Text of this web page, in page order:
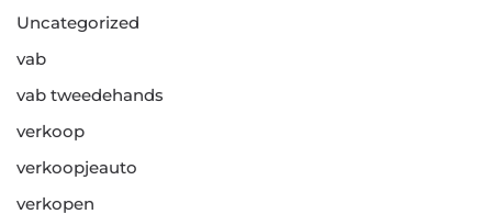
Uncategorized
vab
vab tweedehands
verkoop
verkoopjeauto
verkopen